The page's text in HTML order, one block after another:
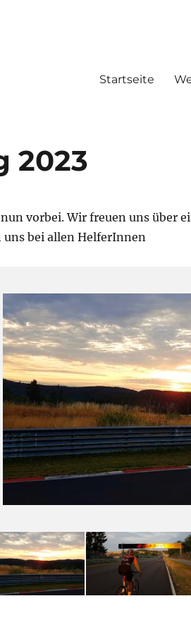
Startseite
2023
vorbei. Wir freuen uns über
uns bei allen HelferInnen